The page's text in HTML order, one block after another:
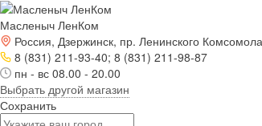
Масленыч ЛенКом
Россия, Дзержинск, пр. Ленинского
8 (831) 211-93-40; 8 (831) 211-98-87
пн - вс 08.00 - 20.00
Выбрать другой магазин
Сохранить